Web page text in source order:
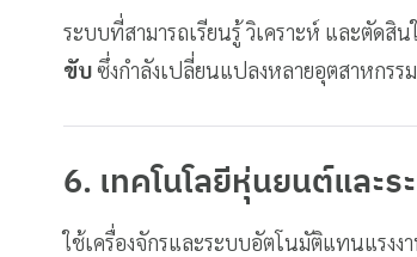
ระบบที่สามารถเรียนรู้ วิเคราะห์ และตัดสิน
ขับซึ่งกำลังเปลี่ยนแปลงหลายอุตสาหกรรม
6. เทคโนโลยีหุ่นยนต์และ
ใช้เครื่องจักรและระบบอัตโนมัติแทนแรง